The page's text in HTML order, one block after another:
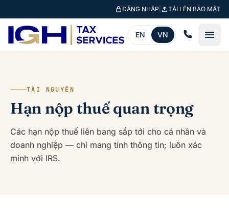
ĐĂNG NHẬP TẢI LÊN BẢO MẬT
EN VN
TÀI NGUYÊN
Hạn nộp thuế quan trọng
Các hạn nộp thuế liên bang sắp tới cho cá nhân và
doanh nghiệp — chỉ mang tính thông tin; luôn xác
minh với IRS.